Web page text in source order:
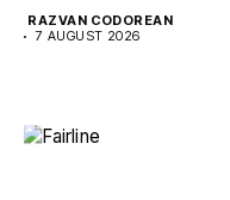
RAZVAN CODOREAN
7 AUGUST 2026